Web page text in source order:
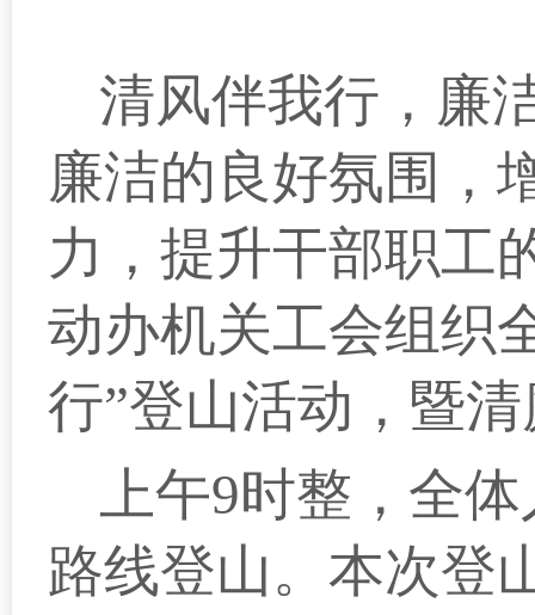
清风伴我行，廉
廉洁的良好氛围，
力，提升干部职工
动办机关工会组织
行”登山活动，暨
上午9时整，全
路线登山。本次登